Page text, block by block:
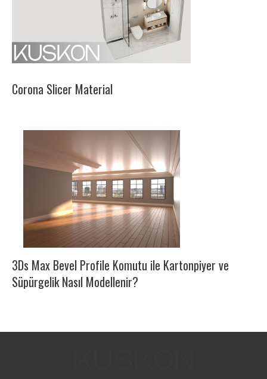
Corona Slicer Material
3Ds Max Bevel Profile Komutu ile Kartonpiyer ve
Süpürgelik Nasıl Modellenir?